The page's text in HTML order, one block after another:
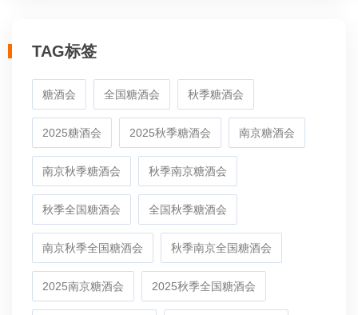
TAG标签
糖酒会 全国糖酒会 秋季糖酒会
2025糖酒会 2025秋季糖酒会 南京糖酒会
南京秋季糖酒会 秋季南京糖酒会
秋季全国糖酒会 全国秋季糖酒会
南京秋季全国糖酒会 秋季南京全国糖酒会
2025南京糖酒会 2025秋季全国糖酒会